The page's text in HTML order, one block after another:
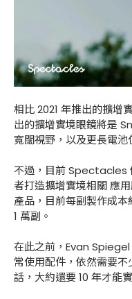
相比 2021 年推出的擴增
出的擴增實境眼鏡將是
寬闊視野，以及更長電池
不過，目前 Spectacles
者打造擴增實境相關 應
產品，目前每副製作成
1 萬副。
在此之前，Evan
常使用配件，依然需要
話，大約還要 10 年才能